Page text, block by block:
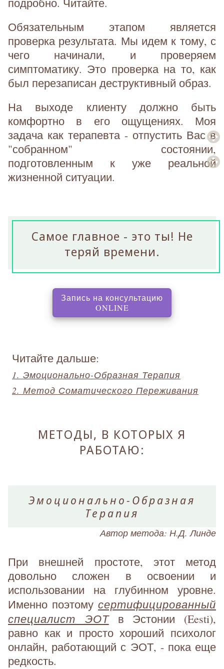
Обязательным этапом является
проверка результата. Мы идем к тому, с
чего начинали, и проверяем
симптоматику. Это проверка на то, как
был перезаписан деструктивный образ.
На выходе клиенту должно быть
комфортно в его ощущениях. Моя
задача как терапевта - отпустить Вас в
"собранном" состоянии,
подготовленным к уже реальной
жизненной ситуации.
Самое главное - это ты! Не
теряй времени.
Запись на консультацию
ONLINE, перенаправляет на
Читайте дальше:
1. Эмоционально-Образная Терапия
2. Метод Соматического Переживания
МЕТОДЫ, В КОТОРЫХ Я
РАБОТАЮ:
Эмоционально-Образная
Терапия
Автор метода: Н.Д. Линде
При внешней простоте, этот метод
довольно сложен в освоении и
использовании на глубинном уровне.
Именно поэтому сертифицированный
специалист ЭОТв Эстонии (Eesti),
равно как и просто хороший психолог
онлайн, работающий с ЭОТ, - пока еще
редкость.